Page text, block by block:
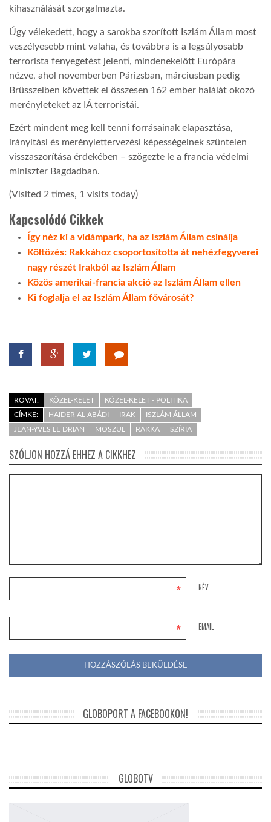
LATIMO.HU
GLOBOBOOK
kihasználását szorgalmazta.
Úgy vélekedett, hogy a sarokba szorított Iszlám Állam most
veszélyesebb mint valaha, és továbbra is a legsúlyosabb
terrorista fenyegetést jelenti, mindenekelőtt Európára
nézve, ahol novemberben Párizsban, márciusban pedig
Brüsszelben követtek el összesen 162 ember halálát okozó
merényleteket az IÁ terroristái.
Ezért mindent meg kell tenni forrásainak elapasztása,
irányítási és merénylettervezési képességeinek szüntelen
visszaszorítása érdekében – szögezte le a francia védelmi
miniszter Bagdadban.
(Visited 2 times, 1 visits today)
Kapcsolódó Cikkek
Így néz ki a vidámpark, ha az Iszlám Állam csinálja
Költözés: Rakkához csoportosította át nehézfegyverei
nagy részét Irakból az Iszlám Állam
Közös amerikai-francia akció az Iszlám Állam ellen
Ki foglalja el az Iszlám Állam fővárosát?
ROVAT: KÖZEL-KELET
KÖZEL-KELET - POLITIKA
CÍMKE:
HAIDER AL-ABÁDI IRAK
ISZLÁM ÁLLAM
JEAN-YVES LE DRIAN
MOSZUL RAKKA SZÍRIA
SZÓLJON HOZZÁ EHHEZ A CIKKHEZ
NÉV
*
EMAIL
*
GLOBOPORT A FACEBOOKON!
GLOBOTV